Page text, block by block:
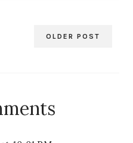
OLDER POST